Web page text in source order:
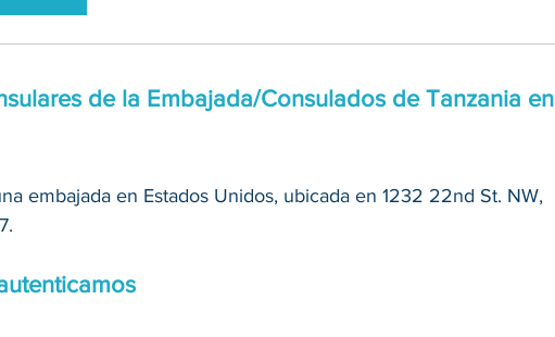
de la Embajada/Consulados de Tanzania en
embajada en Estados Unidos, ubicada en 1232 22nd St. NW,